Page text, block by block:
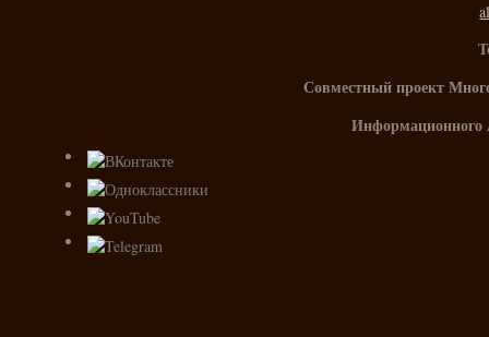
Совместный проект